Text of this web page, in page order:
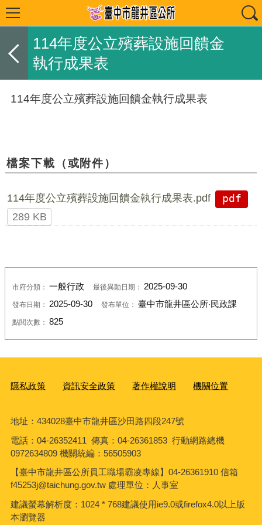
114年度公立殯葬設施回饋金
執行成果表
114年度公立殯葬設施回饋金執行成果表
檔案下載（或附件）
114年度公立殯葬設施回饋金執行成果表.pdf
pdf
289 KB
市府分類： 一般行政 最後異動日期： 2025-09-30
發布日期： 2025-09-30 發布單位： 臺中市龍井區公所‧民政課
點閱次數： 825
隱私政策 資訊安全政策 著作權說明 機關位置
地址：434028臺中市龍井區沙田路四段247號
電話：04-26352411 傳真：04-26361853 行動網路總機
0972634809 機關統編：56505903
【臺中市龍井區公所員工職場霸凌專線】04-26361910 信箱
f45253j@taichung.gov.tw 處理單位：人事室
建議螢幕解析度：1024 * 768建議使用ie9.0或firefox4.0以上版
本瀏覽器